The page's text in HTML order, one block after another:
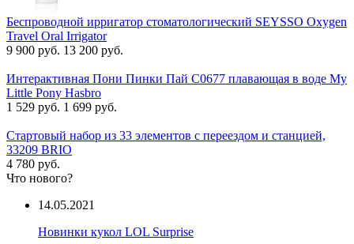
Беспроводной ирригатор стоматологический SEYSSO Oxygen
Travel Oral Irrigator
9 900 руб. 13 200 руб.
Интерактивная Пони Пинки Пай C0677 плавающая в воде My
Little Pony Hasbro
1 529 руб. 1 699 руб.
Стартовый набор из 33 элементов с переездом и станцией,
33209 BRIO
4 780 руб.
Что нового?
14.05.2021
Новинки кукол LOL Surprise